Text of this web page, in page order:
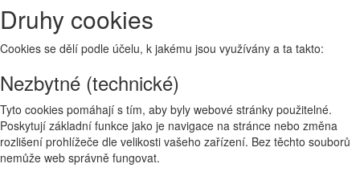
Druhy cookies
Cookies se dělí podle účelu, k jakému jsou využívány a ta takto:
Nezbytné (technické)
Tyto cookies pomáhají s tím, aby byly webové stránky použitelné.
Poskytují základní funkce jako je navigace na stránce nebo změna
rozlišení prohlížeče dle velikosti vašeho zařízení. Bez těchto souborů
nemůže web správně fungovat.